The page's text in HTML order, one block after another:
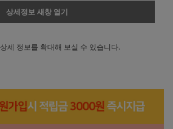
상세정보 새창 열기
상세 정보를 확대해 보실 수 있습니다.